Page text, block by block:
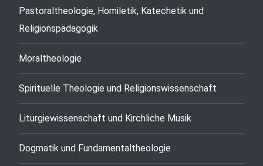
Pastoraltheologie, Homiletik, Katechetik und
Religionspädagogik
Moraltheologie
Spirituelle Theologie und Religionswissenschaft
Liturgiewissenschaft und Kirchliche Musik
Dogmatik und Fundamentaltheologie